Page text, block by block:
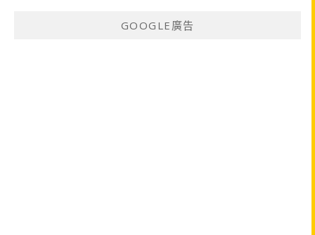
GOOGLE廣告